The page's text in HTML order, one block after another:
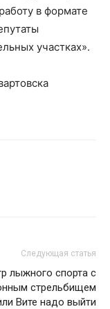
в формате
участках».
Следующая статья
лыжного спорта с
стрельбищем
Вите надо выйти